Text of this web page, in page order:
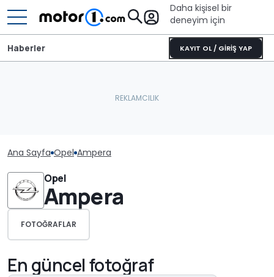
Daha kişisel bir
deneyim için
KAYIT OL / GİRİŞ YAP
Haberler
Ana Sayfa Opel Ampera
Opel
Ampera
FOTOĞRAFLAR
En güncel fotoğraf